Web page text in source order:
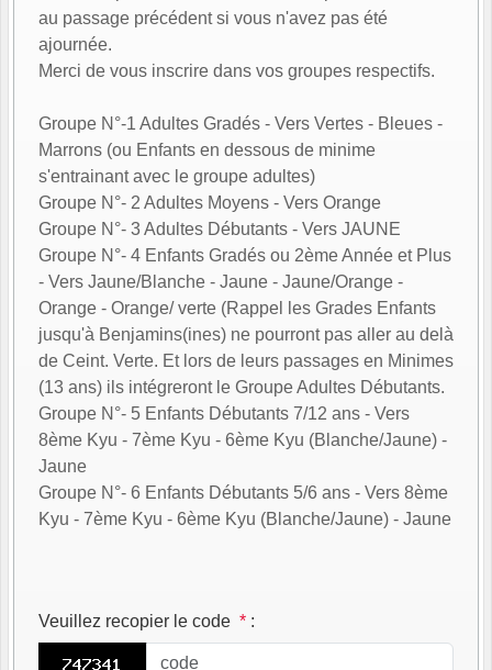
au passage précédent si vous n'avez pas été
ajournée.
Merci de vous inscrire dans vos groupes respectifs.
Groupe N°-1 Adultes Gradés - Vers Vertes - Bleues -
Marrons (ou Enfants en dessous de minime
s'entrainant avec le groupe adultes)
Groupe N°- 2 Adultes Moyens - Vers Orange
Groupe N°- 3 Adultes Débutants - Vers JAUNE
Groupe N°- 4 Enfants Gradés ou 2ème Année et Plus
- Vers Jaune/Blanche - Jaune - Jaune/Orange -
Orange - Orange/ verte (Rappel les Grades Enfants
jusqu'à Benjamins(ines) ne pourront pas aller au delà
de Ceint. Verte. Et lors de leurs passages en Minimes
(13 ans) ils intégreront le Groupe Adultes Débutants.
Groupe N°- 5 Enfants Débutants 7/12 ans - Vers
8ème Kyu - 7ème Kyu - 6ème Kyu (Blanche/Jaune) -
Jaune
Groupe N°- 6 Enfants Débutants 5/6 ans - Vers 8ème
Kyu - 7ème Kyu - 6ème Kyu (Blanche/Jaune) - Jaune
Veuillez recopier le code * :